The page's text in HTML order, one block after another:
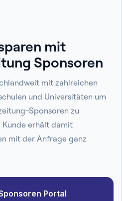
mit
Sponsoren
mit zahlreichen
und Universitäten um
Sponsoren zu
Kunde erhält damit
mit der Anfrage ganz
Portal